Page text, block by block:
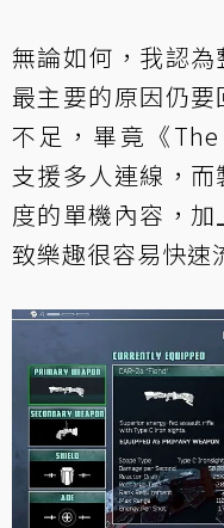
無論如何，我認為
最主要的原因仍
不足，畢竟《
支援多人連線，
度的單機內容，
致樂趣很容易快速